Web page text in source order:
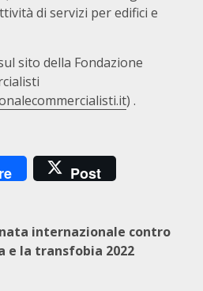
di servizi per edifici e
sito della Fondazione
) .
Post
internazionale contro
e la transfobia 2022